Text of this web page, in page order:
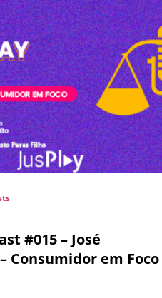
#015 – José
Consumidor em Foco